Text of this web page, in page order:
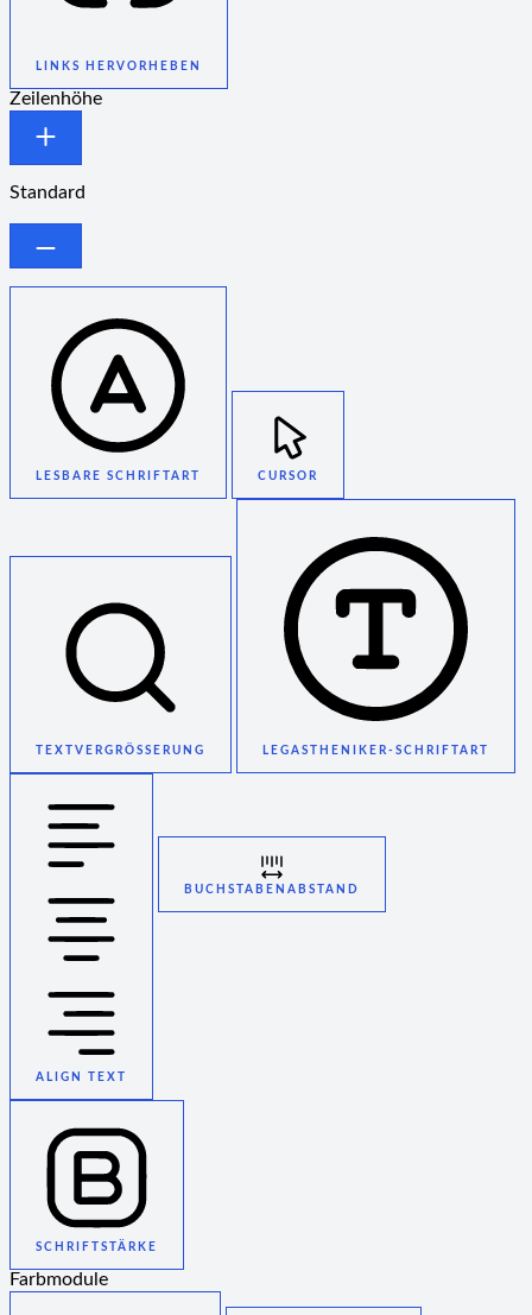
LINKS HERVORHEBEN
Zeilenhöhe
Standard
LESBARE SCHRIFTART CURSOR
TEXTVERGRÖSSERUNG LEGASTHENIKER-SCHRIFTART
ALIGN TEXT
BUCHSTABENABSTAND
SCHRIFTSTÄRKE
Farbmodule